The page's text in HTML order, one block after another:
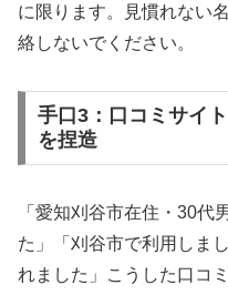
に限ります。見慣れない
絡しないでください。
手口3：口コミサイ
を捏造
「愛知刈谷市在住・30代
た」「刈谷市で利用しま
れました」こうした口コ